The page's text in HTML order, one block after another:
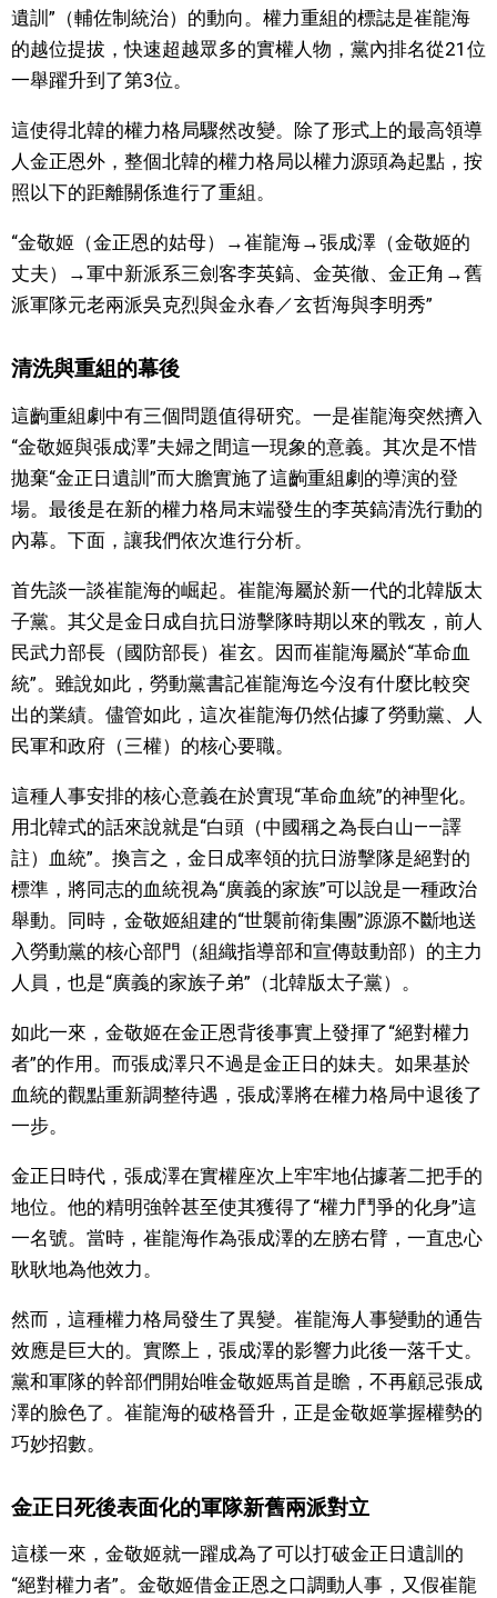
遺訓”（輔佐制統治）的動向。權力重組的標誌是崔龍海
的越位提拔，快速超越眾多的實權人物，黨內排名從21位
一舉躍升到了第3位。
這使得北韓的權力格局驟然改變。除了形式上的最高領導
人金正恩外，整個北韓的權力格局以權力源頭為起點，按
照以下的距離關係進行了重組。
“金敬姬（金正恩的姑母）→崔龍海→張成澤（金敬姬的
丈夫）→軍中新派系三劍客李英鎬、金英徹、金正角→舊
派軍隊元老兩派吳克烈與金永春／玄哲海與李明秀”
清洗與重組的幕後
這齣重組劇中有三個問題值得研究。一是崔龍海突然擠入
“金敬姬與張成澤”夫婦之間這一現象的意義。其次是不惜
拋棄“金正日遺訓”而大膽實施了這齣重組劇的導演的登
場。最後是在新的權力格局末端發生的李英鎬清洗行動的
內幕。下面，讓我們依次進行分析。
首先談一談崔龍海的崛起。崔龍海屬於新一代的北韓版太
子黨。其父是金日成自抗日游擊隊時期以來的戰友，前人
民武力部長（國防部長）崔玄。因而崔龍海屬於“革命血
統”。雖說如此，勞動黨書記崔龍海迄今沒有什麼比較突
出的業績。儘管如此，這次崔龍海仍然佔據了勞動黨、人
民軍和政府（三權）的核心要職。
這種人事安排的核心意義在於實現“革命血統”的神聖化。
用北韓式的話來說就是“白頭（中國稱之為長白山——譯
註）血統”。換言之，金日成率領的抗日游擊隊是絕對的
標準，將同志的血統視為“廣義的家族”可以說是一種政治
舉動。同時，金敬姬組建的“世襲前衛集團”源源不斷地送
入勞動黨的核心部門（組織指導部和宣傳鼓動部）的主力
人員，也是“廣義的家族子弟”（北韓版太子黨）。
如此一來，金敬姬在金正恩背後事實上發揮了“絕對權力
者”的作用。而張成澤只不過是金正日的妹夫。如果基於
血統的觀點重新調整待遇，張成澤將在權力格局中退後了
一步。
金正日時代，張成澤在實權座次上牢牢地佔據著二把手的
地位。他的精明強幹甚至使其獲得了“權力鬥爭的化身”這
一名號。當時，崔龍海作為張成澤的左膀右臂，一直忠心
耿耿地為他效力。
然而，這種權力格局發生了異變。崔龍海人事變動的通告
效應是巨大的。實際上，張成澤的影響力此後一落千丈。
黨和軍隊的幹部們開始唯金敬姬馬首是瞻，不再顧忌張成
澤的臉色了。崔龍海的破格晉升，正是金敬姬掌握權勢的
巧妙招數。
金正日死後表面化的軍隊新舊兩派對立
這樣一來，金敬姬就一躍成為了可以打破金正日遺訓的
“絕對權力者”。金敬姬借金正恩之口調動人事，又假崔龍